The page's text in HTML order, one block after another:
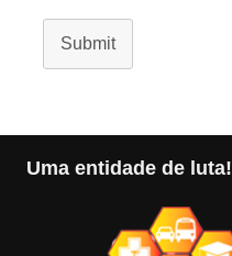
Submit
Uma entidade de luta!